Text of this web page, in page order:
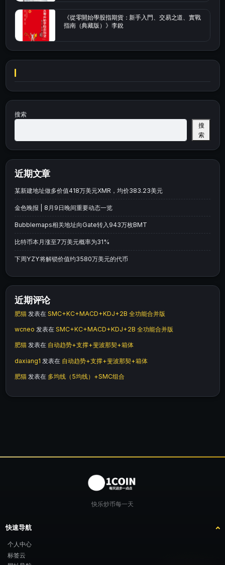
《從零開始學股指期貨：新手入門、交易之道、實戰
指南（典藏版）》李銳
搜索
搜
索
近期文章
某新建地址做多价值418万美元XMR，均价383.23美元
金色晚报 | 8月9日晚间重要动态一览
Bubblemaps相关地址向Gate转入943万枚BMT
比特币本月涨至7万美元概率为31%
下周YZY将解锁价值约3580万美元的代币
近期评论
肥猫 发表在 SMC+KC+MACD+KDJ+2B 全功能合并版
wcneo 发表在 SMC+KC+MACD+KDJ+2B 全功能合并版
肥猫 发表在 自动趋势+支撑+斐波那契+箱体
daxiang1 发表在 自动趋势+支撑+斐波那契+箱体
肥猫 发表在 多均线（5均线）+SMC组合
快乐炒币每一天
快速导航
个人中心
标签云